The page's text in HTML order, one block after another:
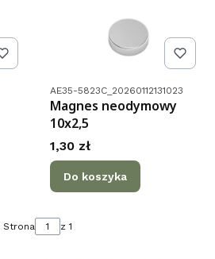
Kod produktu
AE35-5823C_20260112131023
Magnes neodymowy
10x2,5
Cena
1,30 zł
Do koszyka
Strona z 1